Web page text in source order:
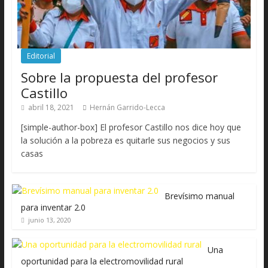
Editorial
Sobre la propuesta del profesor
Castillo
abril 18, 2021 Hernán Garrido-Lecca
[simple-author-box] El profesor Castillo nos dice hoy que
la solución a la pobreza es quitarle sus negocios y sus
casas
Brevísimo manual
para inventar 2.0
junio 13, 2020
Una
oportunidad para la electromovilidad rural